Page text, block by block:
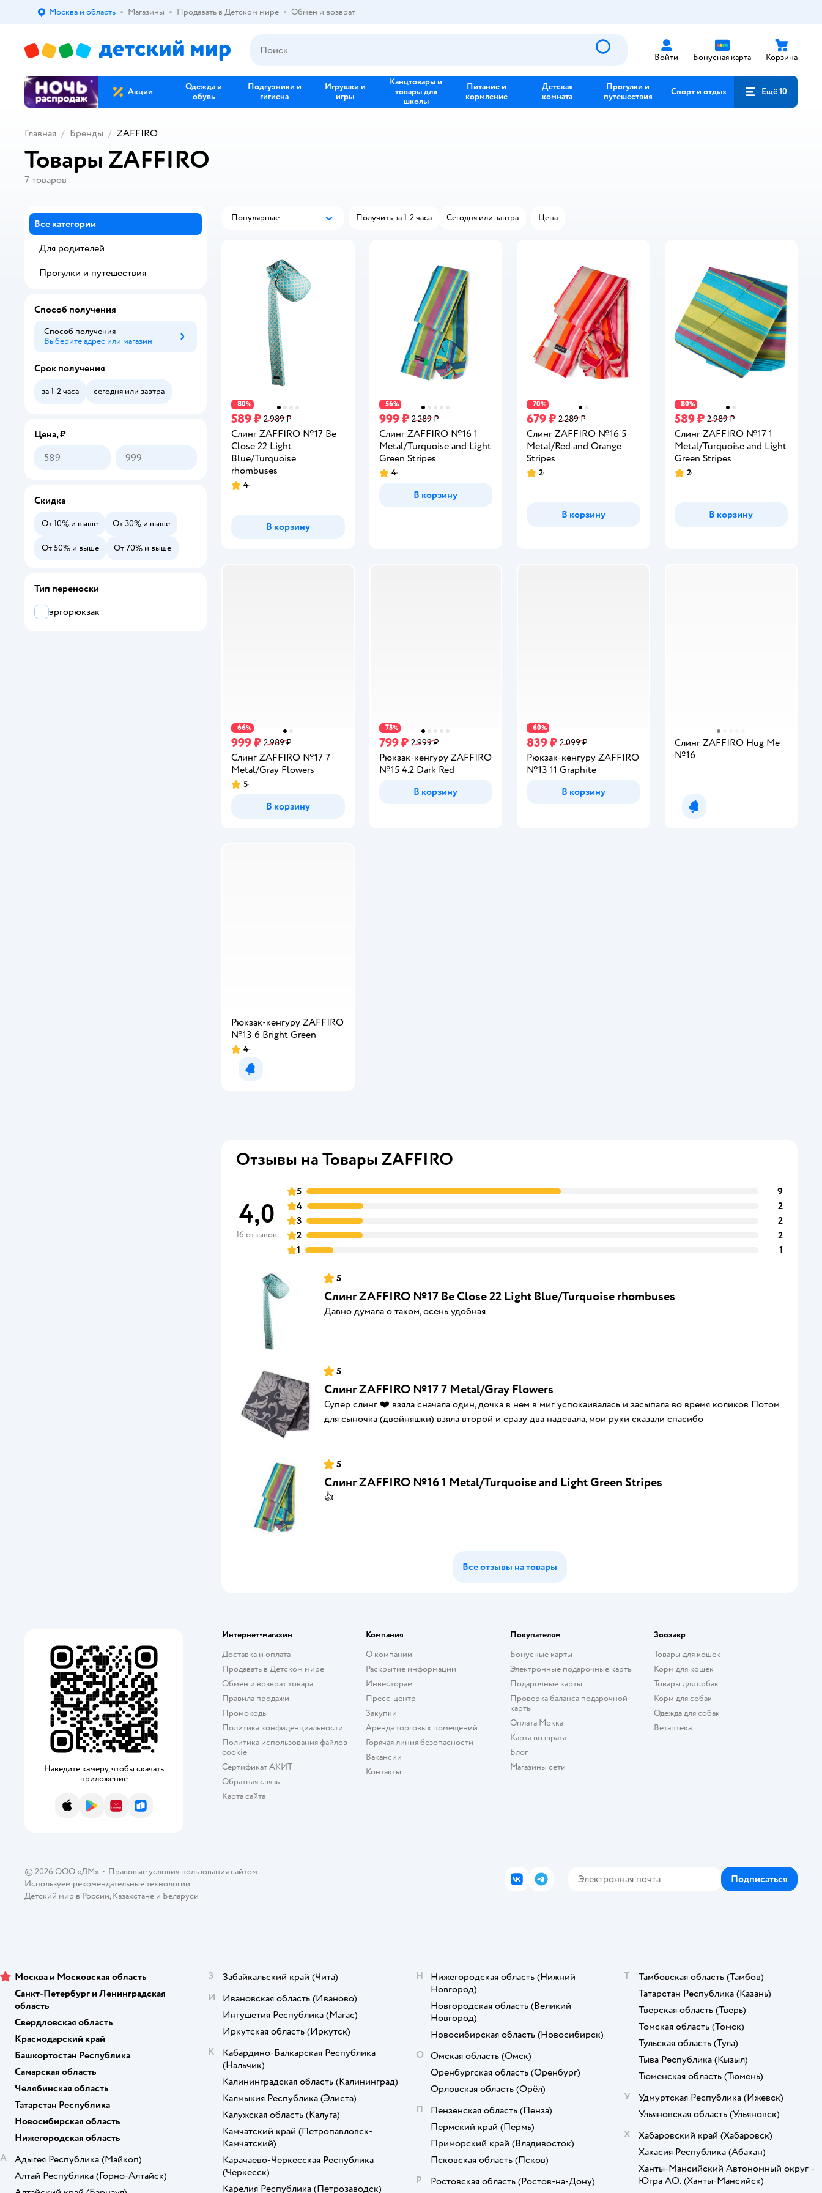
Выбор адреса доставки.
Москва и область Магазины Продавать в Детском мире Обмен и возврат
Войти Бонусная карта Корзина
Акции
Одежда и
обувь
Подгузники и
гигиена
Игрушки и
игры
Канцтовары и
товары для
школы
Питание и
кормление
Детская
комната
Прогулки и
путешествия
Спорт и отдых Ещё 10
Главная Бренды ZAFFIRO
Товары ZAFFIRO
7 товаров
Популярные
Популярные Получить за 1-2 часа Сегодня или завтра Цена
−80%
589 ₽ 2 989 ₽
Слинг ZAFFIRO №17 Be
Close 22 Light
Blue/Turquoise
rhombuses
Рейтинг:
4
В корзину
−56%
999 ₽ 2 289 ₽
Слинг ZAFFIRO №16 1
Metal/Turquoise and Light
Green Stripes
Рейтинг:
4
В корзину
−70%
679 ₽ 2 289 ₽
Слинг ZAFFIRO №16 5
Metal/Red and Orange
Stripes
Рейтинг:
2
В корзину
−80%
589 ₽ 2 989 ₽
Слинг ZAFFIRO №17 1
Metal/Turquoise and Light
Green Stripes
Рейтинг:
2
В корзину
−66%
999 ₽ 2 989 ₽
Слинг ZAFFIRO №17 7
Metal/Gray Flowers
Рейтинг:
5
В корзину
−73%
799 ₽ 2 999 ₽
Рюкзак-кенгуру ZAFFIRO
№15 4.2 Dark Red
В корзину
−60%
839 ₽ 2 099 ₽
Рюкзак-кенгуру ZAFFIRO
№13 11 Graphite
В корзину
Слинг ZAFFIRO Hug Me
№16
Уведомить о появлении
Рюкзак-кенгуру ZAFFIRO
№13 6 Bright Green
Рейтинг:
4
Уведомить о появлении
Отзывы на Товары ZAFFIRO
4,0
16 отзывов
5
9
4
2
3
2
2
2
1
1
5
Слинг ZAFFIRO №17 Be Close 22 Light Blue/Turquoise rhombuses
Давно думала о таком, осень удобная
5
Слинг ZAFFIRO №17 7 Metal/Gray Flowers
Супер слинг ❤️ взяла сначала один, дочка в нем в миг успокаивалась и засыпала во время коликов Потом
для сыночка (двойняшки) взяла второй и сразу два надевала, мои руки сказали спасибо
5
Слинг ZAFFIRO №16 1 Metal/Turquoise and Light Green Stripes
👍
Все отзывы на товары
Все категории
Для родителей
Прогулки и путешествия
Способ получения
Способ получения
Выберите адрес или магазин
Способ получения
Срок получения
за 1-2 часа сегодня или завтра
Цена, ₽
Скидка
От 10% и выше От 30% и выше
От 50% и выше От 70% и выше
Тип переноски
эргорюкзак
Наведите камеру, чтобы скачать
приложение
App StoreGoogle Play
AppGallery
RuStore
Интернет-магазин
Доставка и оплата
Продавать в Детском мире
Обмен и возврат товара
Правила продажи
Промокоды
Политика конфиденциальности
Политика использования файлов
cookie
Сертификат АКИТ
Обратная связь
Карта сайта
Компания
О компании
Раскрытие информации
Инвесторам
Пресс-центр
Закупки
Аренда торговых помещений
Горячая линия безопасности
Вакансии
Контакты
Покупателям
Бонусные карты
Электронные подарочные карты
Подарочные карты
Проверка баланса подарочной
карты
Оплата Мокка
Карта возврата
Блог
Магазины сети
Зоозавр
Товары для кошек
Корм для кошек
Товары для собак
Корм для собак
Одежда для собак
Ветаптека
© 2026 ООО «ДМ» • Правовые условия пользования сайтом
Используем рекомендательные технологии
Детский мир в России,Казахстане и Беларуси
ВКонтактеTelegram Подписаться
Москва и Московская область
Санкт-Петербург и Ленинградская
область
Свердловская область
Краснодарский край
Башкортостан Республика
Самарская область
Челябинская область
Татарстан Республика
Новосибирская область
Нижегородская область
А
Адыгея Республика (Майкоп)
Алтай Республика (Горно-Алтайск)
З Забайкальский край (Чита)
И
Ивановская область (Иваново)
Ингушетия Республика (Магас)
Иркутская область (Иркутск)
К
Кабардино-Балкарская Республика
(Нальчик)
Калининградская область (Калининград)
Калмыкия Республика (Элиста)
Калужская область (Калуга)
Камчатский край (Петропавловск-
Камчатский)
Карачаево-Черкесская Республика
(Черкесск)
Карелия Республика (Петрозаводск)
Н Нижегородская область (Нижний
Новгород)
Новгородская область (Великий
Новгород)
Новосибирская область (Новосибирск)
О Омская область (Омск)
Оренбургская область (Оренбург)
Орловская область (Орёл)
П
Пензенская область (Пенза)
Пермский край (Пермь)
Приморский край (Владивосток)
Псковская область (Псков)
Р
Ростовская область (Ростов-на-Дону)
Т Тамбовская область (Тамбов)
Татарстан Республика (Казань)
Тверская область (Тверь)
Томская область (Томск)
Тульская область (Тула)
Тыва Республика (Кызыл)
Тюменская область (Тюмень)
У
Удмуртская Республика (Ижевск)
Ульяновская область (Ульяновск)
Х
Хабаровский край (Хабаровск)
Хакасия Республика (Абакан)
Ханты-Мансийский Автономный округ -
Югра АО. (Ханты-Мансийск)